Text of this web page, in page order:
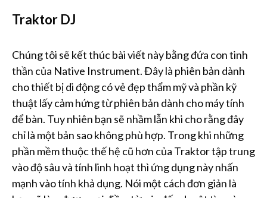
Traktor DJ
Chúng tôi sẽ kết thúc bài viết này bằng đứa con tinh
thần của Native Instrument. Đây là phiên bản dành
cho thiết bị di động có vẻ đẹp thẩm mỹ và phần kỹ
thuật lấy cảm hứng từ phiên bản dành cho máy tính
để bàn. Tuy nhiên bạn sẽ nhầm lẫn khi cho rằng đây
chỉ là một bản sao không phù hợp. Trong khi những
phần mềm thuộc thế hệ cũ hơn của Traktor tập trung
vào độ sâu và tính linh hoạt thì ứng dụng này nhấn
mạnh vào tính khả dụng. Nói một cách đơn giản là